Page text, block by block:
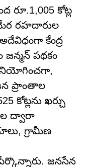
రూ.1,005 కోట్ల
రహదారుల
కేంద్ర
జన్మన్ పథకం
వినియోగించగా,
ప్రాంతాల
కోట్లను ఖర్చు
ద్వారా
గ్రామీణ
జనసేన